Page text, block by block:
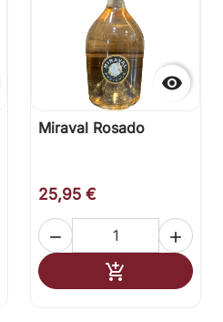

Miraval Rosado
25,95 €
 
 Añadir al